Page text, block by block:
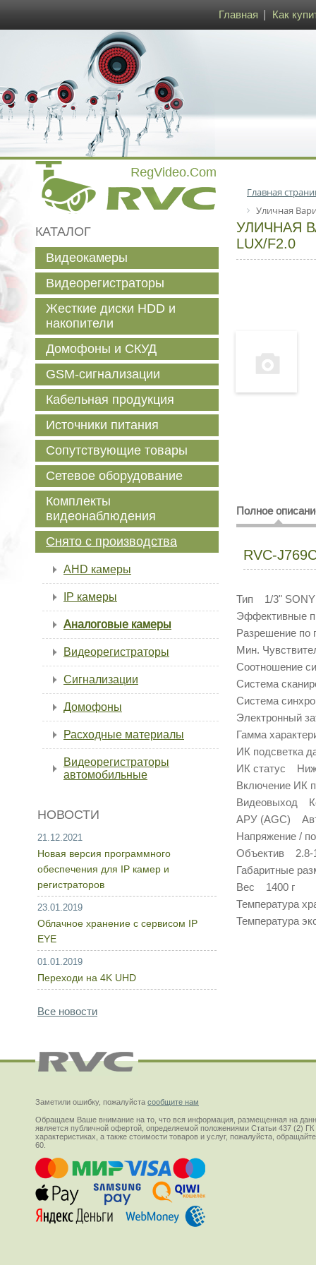
Главная Как
Главная
Уличная
УЛИЧНАЯ
LUX/F2.0
Полное
RVC-
Тип 1/3" SONY
Эффективные
Разрешение по
Мин.
Соотношение
Система
Система
Электронный
Гамма
ИК подсветка
ИК статус
Включение ИК
Видеовыход
АРУ (AGC)
Напряжение /
Объектив 2.8-
Габаритные
Вес 1400 г
Температура
Температура
КАТАЛОГ
Видеокамеры
Видеорегистраторы
Жесткие диски HDD и
накопители
Домофоны и СКУД
GSM-сигнализации
Кабельная продукция
Источники питания
Сопутствующие товары
Сетевое оборудование
Комплекты
видеонаблюдения
Снято с производства
AHD камеры
IP камеры
Аналоговые камеры
Видеорегистраторы
Сигнализации
Домофоны
Расходные материалы
Видеорегистраторы
автомобильные
НОВОСТИ
21.12.2021
Новая версия программного
обеспечения для IP камер и
регистраторов
23.01.2019
Облачное хранение с сервисом IP
EYE
01.01.2019
Переходи на 4K UHD
Все новости
Заметили ошибку, пожалуйста сообщите нам
Обращаем Ваше внимание на то, что вся информация, размещенная на
является публичной офертой, определяемой положениями Статьи 437 (2)
характеристиках, а также стоимости товаров и услуг, пожалуйста,
60.